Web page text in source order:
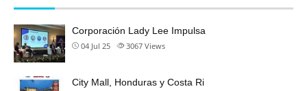
Corporación Lady Lee Impulsa
04 Jul 25 3067 Views
City Mall, Honduras y Costa Ri